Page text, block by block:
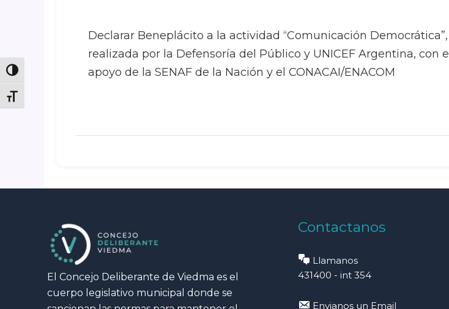
Toggle High Contrast
Toggle Font size
Declarar Beneplácito a la actividad “Comunicación Democrática”,
realizada por la Defensoría del Público y UNICEF Argentina, con el
apoyo de la SENAF de la Nación y el CONACAI/ENACOM
El Concejo Deliberante de Viedma es el
cuerpo legislativo municipal donde se
Contactanos
Llamanos
431400 - int 354
Envianos un Email